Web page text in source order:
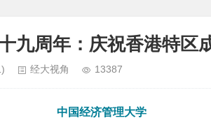
九周年：庆祝香港特区
经大视角 13387
中国经济管理大学